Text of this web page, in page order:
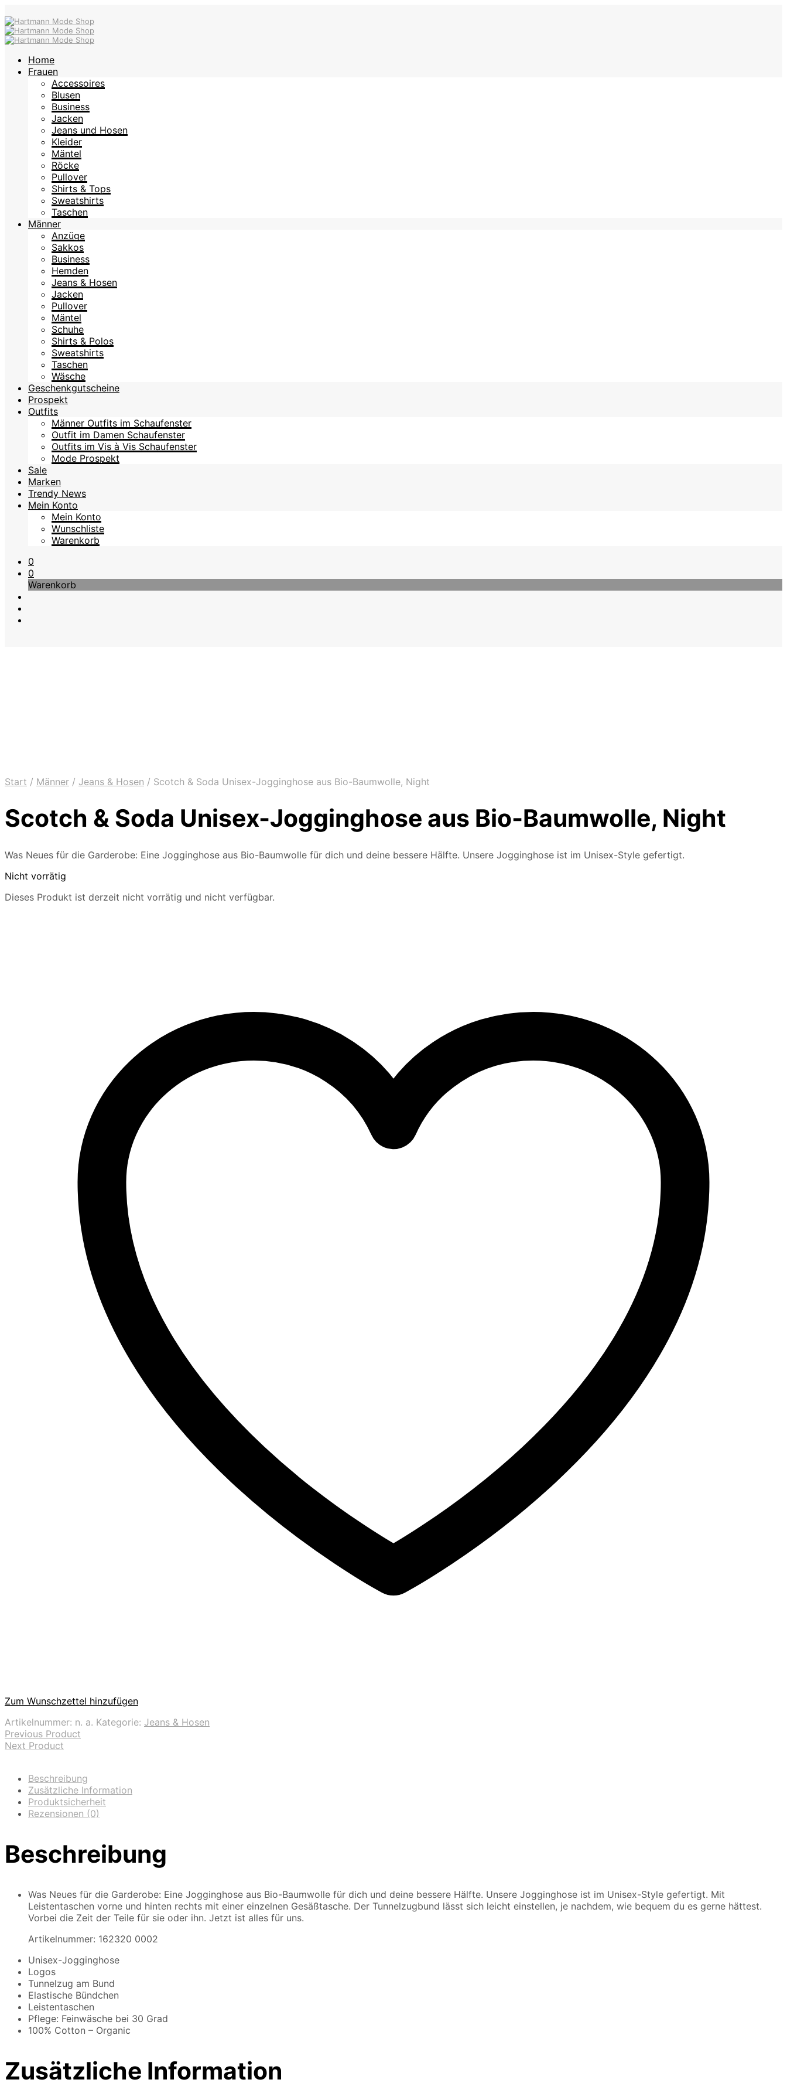
Home
Frauen
Accessoires
Blusen
Business
Jacken
Jeans und Hosen
Kleider
Mäntel
Röcke
Pullover
Shirts & Tops
Sweatshirts
Taschen
Männer
Anzüge
Sakkos
Business
Hemden
Jeans & Hosen
Jacken
Pullover
Mäntel
Schuhe
Shirts & Polos
Sweatshirts
Taschen
Wäsche
Geschenkgutscheine
Prospekt
Outfits
Männer Outfits im Schaufenster
Outfit im Damen Schaufenster
Outfits im Vis à Vis Schaufenster
Mode Prospekt
Sale
Marken
Trendy News
Mein Konto
Mein Konto
Wunschliste
Warenkorb
0
0
Warenkorb
Start / Männer / Jeans & Hosen / Scotch & Soda Unisex-Jogginghose aus Bio-Baumwolle, Night
Scotch & Soda Unisex-Jogginghose aus Bio-Baumwolle, Night
Was Neues für die Garderobe: Eine Jogginghose aus Bio-Baumwolle für dich und deine bessere Hälfte. Unsere Jogginghose ist im Unisex-Style gefertigt.
Nicht vorrätig
Dieses Produkt ist derzeit nicht vorrätig und nicht verfügbar.
Zum Wunschzettel hinzufügen
Artikelnummer: n. a. Kategorie: Jeans & Hosen
Previous Product
Next Product
Beschreibung
Zusätzliche Information
Produktsicherheit
Rezensionen (0)
Beschreibung
Was Neues für die Garderobe: Eine Jogginghose aus Bio-Baumwolle für dich und deine bessere Hälfte. Unsere Jogginghose ist im Unisex-Style gefertigt. Mit
Leistentaschen vorne und hinten rechts mit einer einzelnen Gesäßtasche. Der Tunnelzugbund lässt sich leicht einstellen, je nachdem, wie bequem du es gerne hättest.
Vorbei die Zeit der Teile für sie oder ihn. Jetzt ist alles für uns.
Artikelnummer: 162320 0002
Unisex-Jogginghose
Logos
Tunnelzug am Bund
Elastische Bündchen
Leistentaschen
Pflege: Feinwäsche bei 30 Grad
100% Cotton – Organic
Zusätzliche Information